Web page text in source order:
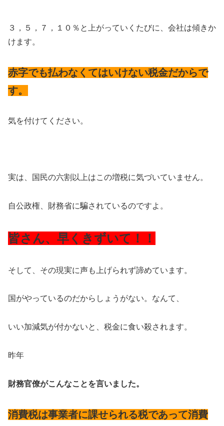
３，５，７，１０％と上がっていくたびに、会社は傾きか
けます。
赤字でも払わなくてはいけない税金だからで
す。
気を付けてください。
実は、国民の六割以上はこの増税に気づいていません。
自公政権、財務省に騙されているのですよ。
皆さん、早くきずいて！！
そして、その現実に声も上げられず諦めています。
国がやっているのだからしょうがない。なんて、
いい加減気が付かないと、税金に食い殺されます。
昨年
財務官僚がこんなことを言いました。
消費税は事業者に課せられる税であって消費